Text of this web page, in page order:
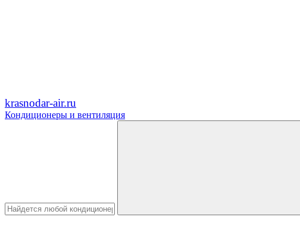
krasnodar-air.ru
Кондиционеры и вентиляция